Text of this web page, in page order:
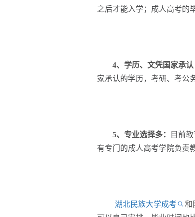
之后才能入学；成人高考的
4、学历、文凭国家承认
家承认的学历，考研、考公
5、专业选择多：
目前
有专门的成人高考学院负责
湖北民族大学成考
和